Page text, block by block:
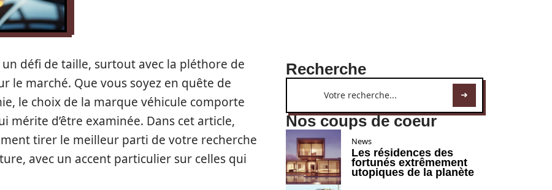
défi de taille, surtout avec la pléthore de
le marché. Que vous soyez en quête de
le choix de la marque véhicule comporte
d’être examinée. Dans cet article,
tirer le meilleur parti de votre recherche
avec un accent particulier sur celles qui
Recherche
Nos coups de coeur
News
Les résidences des
fortunés extrêmement
utopiques de la planète